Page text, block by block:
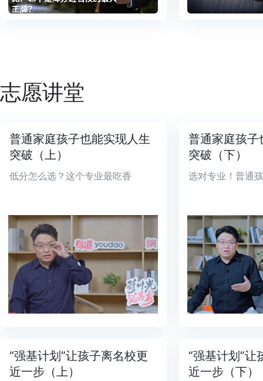
志愿讲堂
普通家庭孩子也能实现人生
突破（上）
低分怎么选？这个专业最吃香
普通家庭孩子
突破（下）
选对专业！普通
“强基计划”让孩子离名校更
近一步（上）
“强基计划”让
近一步（下）